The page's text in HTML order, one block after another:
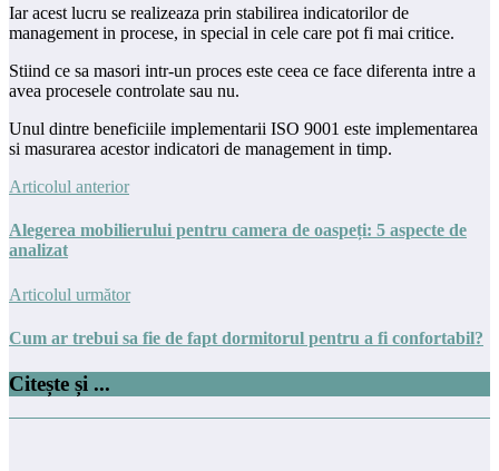
Iar acest lucru se realizeaza prin stabilirea indicatorilor de
management in procese, in special in cele care pot fi mai critice.
Stiind ce sa masori intr-un proces este ceea ce face diferenta intre a
avea procesele controlate sau nu.
Unul dintre beneficiile implementarii ISO 9001 este implementarea
si masurarea acestor indicatori de management in timp.
Articolul anterior
Alegerea mobilierului pentru camera de oaspeți: 5 aspecte de
analizat
Articolul următor
Cum ar trebui sa fie de fapt dormitorul pentru a fi confortabil?
Citește și ...